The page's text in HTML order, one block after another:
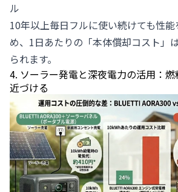
ル
10年以上毎日フルに使い続けても性
め、1日あたりの「本体償却コスト」
られます。
4. ソーラー発電と深夜電力の活用：
近づける